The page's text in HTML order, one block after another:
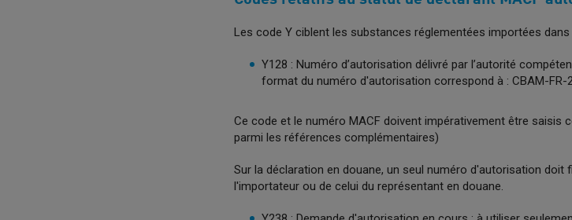
Les code Y ciblent les substances réglementées importées dans
Y128 : Numéro d’autorisation délivré par l’autorité
format du numéro d'autorisation correspond à : CBAM-FR-
Ce code et le numéro MACF doivent impérativement être
parmi les références complémentaires)
Sur la déclaration en douane, un seul numéro d'autorisation doit
l'importateur ou de celui du représentant en douane.